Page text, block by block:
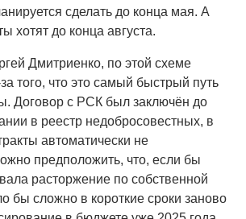
сделать до конца мая. А
хотят до конца августа.
Дмитриенко, по этой схеме
того, что это самый быстрый путь
Договор с РСК был заключён до
в реестр недобросовестных, в
автоматически не
предположить, что, если бы
расторжение по собственной
бы сложно в короткие сроки заново